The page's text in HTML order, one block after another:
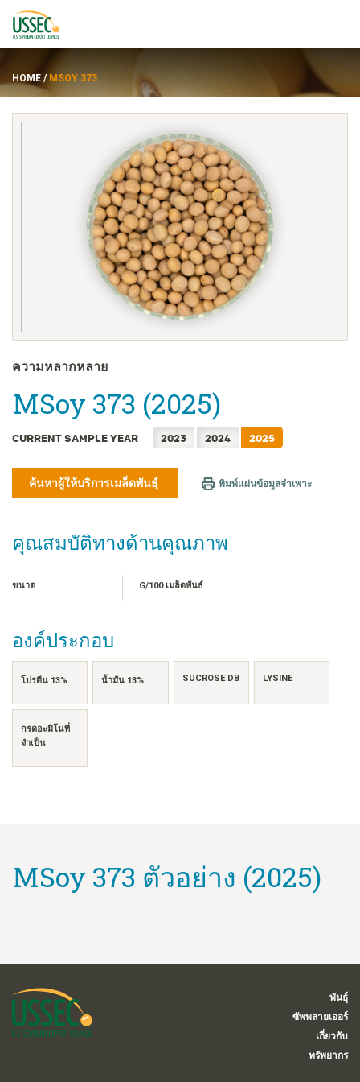
ซัพพลายเออร์
ENGLISH
FRANÇAIS
한국어
简体中文
TIẾNG VIỆT
HOME / MSOY 373
ความหลากหลาย
MSoy 373 (2025)
CURRENT SAMPLE YEAR 2023 2024 2025
ค้นหาผู้ให้บริการเมล็ดพันธุ์ พิมพ์แผ่นข้อมูลจำเพาะ
คุณสมบัติทางด้านคุณภาพ
ขนาด G/100 เมล็ดพันธ์
องค์ประกอบ
โปรตีน 13% น้ำมัน 13% SUCROSE DB LYSINE
กรดอะมิโนที่
จำเป็น
MSoy 373 ตัวอย่าง (2025)
พันธุ์
ซัพพลายเออร์
เกี่ยวกับ
ทรัพยากร